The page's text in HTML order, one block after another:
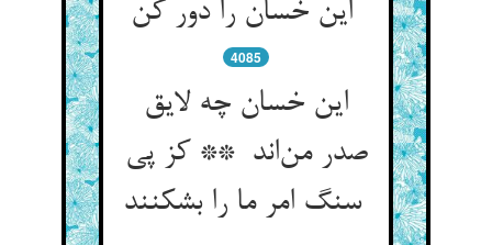
4085
این خسان چه لایق
صدر من‌اند ** کز پی
سنگ امر ما را بشکنند